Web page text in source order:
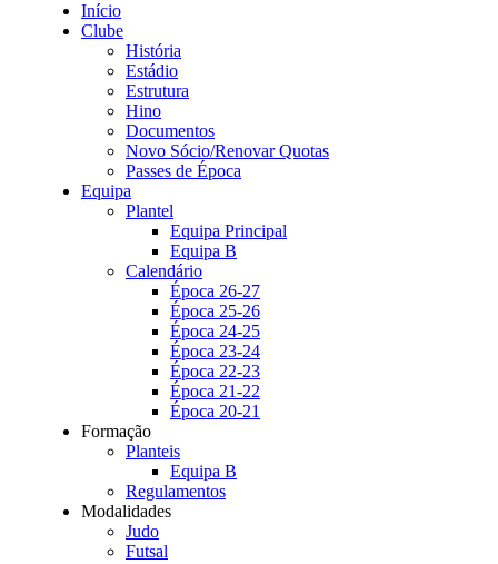
Início
Clube
História
Estádio
Estrutura
Hino
Documentos
Novo Sócio/Renovar Quotas
Passes de Época
Equipa
Plantel
Equipa Principal
Equipa B
Calendário
Época 26-27
Época 25-26
Época 24-25
Época 23-24
Época 22-23
Época 21-22
Época 20-21
Formação
Planteis
Equipa B
Regulamentos
Modalidades
Judo
Futsal